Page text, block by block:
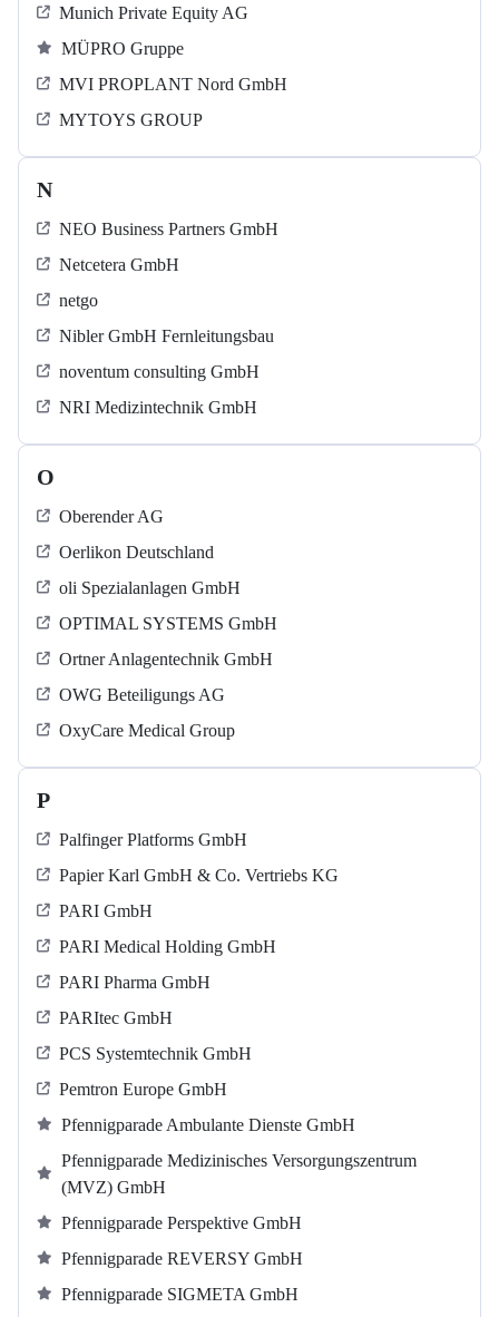
Munich Private Equity AG
MÜPRO Gruppe
MVI PROPLANT Nord GmbH
MYTOYS GROUP
N
NEO Business Partners GmbH
Netcetera GmbH
netgo
Nibler GmbH Fernleitungsbau
noventum consulting GmbH
NRI Medizintechnik GmbH
O
Oberender AG
Oerlikon Deutschland
oli Spezialanlagen GmbH
OPTIMAL SYSTEMS GmbH
Ortner Anlagentechnik GmbH
OWG Beteiligungs AG
OxyCare Medical Group
P
Palfinger Platforms GmbH
Papier Karl GmbH & Co. Vertriebs KG
PARI GmbH
PARI Medical Holding GmbH
PARI Pharma GmbH
PARItec GmbH
PCS Systemtechnik GmbH
Pemtron Europe GmbH
Pfennigparade Ambulante Dienste GmbH
Pfennigparade Medizinisches Versorgungszentrum
(MVZ) GmbH
Pfennigparade Perspektive GmbH
Pfennigparade REVERSY GmbH
Pfennigparade SIGMETA GmbH